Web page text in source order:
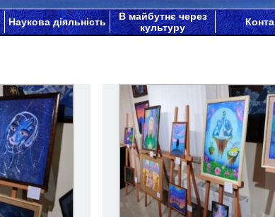
Наукова діяльність
В майбутнє через
культуру